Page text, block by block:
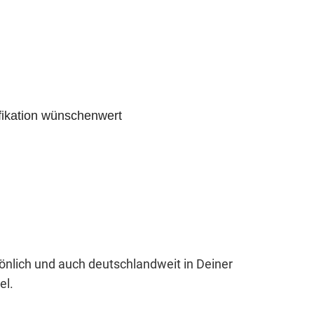
wünschenwert
und auch deutschlandweit in Deiner